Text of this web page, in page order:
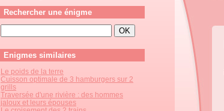
Rechercher une énigme
Enigmes similaires
Le poids de la terre
Cuisson optimale de 3 hamburgers sur 2
grills
Traversée d'une rivière : des hommes
jaloux et leurs épouses